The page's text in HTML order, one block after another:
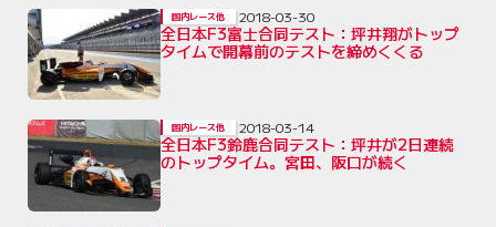
全日本F3富士合同テスト：坪井翔がトップ
タイムで開幕前のテストを締めくくる
国内レース他 2018-03-30
全日本F3鈴鹿合同テスト：坪井が2日連続
のトップタイム。宮田、阪口が続く
国内レース他 2018-03-14